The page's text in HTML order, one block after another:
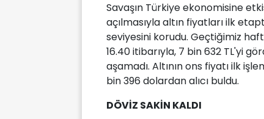
Savaşın Türkiye ekonomisine
açılmasıyla altın fiyatları ilk
seviyesini korudu. Geçtiğimiz
16.40 itibarıyla, 7 bin 632 TL'yi
aşamadı. Altının ons fiyatı ilk
bin 396 dolardan alıcı buldu.
DÖVİZ SAKİN KALDI